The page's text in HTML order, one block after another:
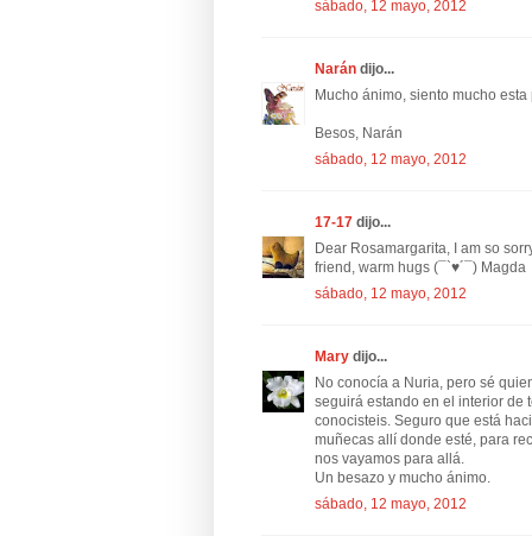
sábado, 12 mayo, 2012
Narán dijo...
Mucho ánimo, siento mucho esta
Besos, Narán
sábado, 12 mayo, 2012
17-17 dijo...
Dear Rosamargarita, I am so
friend, warm hugs (¯`♥´¯) Magda
sábado, 12 mayo, 2012
Mary dijo...
No conocía a Nuria, pero sé
seguirá estando en el interior de
conocisteis. Seguro que está
muñecas allí donde esté, para
nos vayamos para allá.
Un besazo y mucho ánimo.
sábado, 12 mayo, 2012